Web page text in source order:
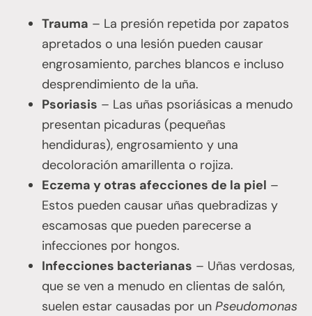
Trauma – La presión repetida por zapatos
apretados o una lesión pueden causar
engrosamiento, parches blancos e incluso
desprendimiento de la uña.
Psoriasis – Las uñas psoriásicas a menudo
presentan picaduras (pequeñas
hendiduras), engrosamiento y una
decoloración amarillenta o rojiza.
Eczema y otras afecciones de la piel –
Estos pueden causar uñas quebradizas y
escamosas que pueden parecerse a
infecciones por hongos.
Infecciones bacterianas – Uñas verdosas,
que se ven a menudo en clientas de salón,
suelen estar causadas por un Pseudomonas